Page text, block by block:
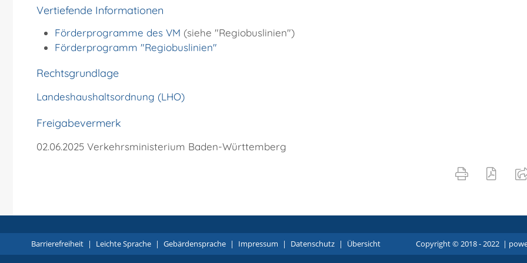
Vertiefende Informationen
Förderprogramme des VM (siehe "Regiobuslinien")
Förderprogramm "Regiobuslinien"
Rechtsgrundlage
Landeshaushaltsordnung (LHO)
Freigabevermerk
02.06.2025 Verkehrsministerium Baden-Württemberg
Barrierefreiheit | Leichte Sprache | Gebärdensprache | Impressum | Datenschutz | Übersicht Copyright © 2018 - 2022 | p